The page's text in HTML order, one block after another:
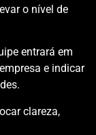
o nível de
entrará em
e indicar
clareza,